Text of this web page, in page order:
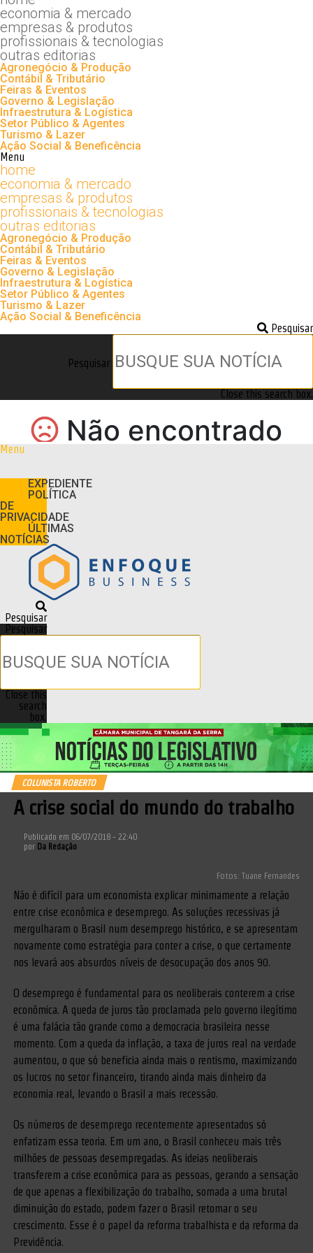
economia & mercado
empresas & produtos
profissionais & tecnologias
outras editorias
Agronegócio & Produção
Contábil & Tributário
Feiras & Eventos
Governo & Legislação
Infraestrutura & Logística
Setor Público & Agentes
Turismo & Lazer
Ação Social & Beneficência
Menu
home
economia & mercado
empresas & produtos
profissionais & tecnologias
outras editorias
Agronegócio & Produção
Contábil & Tributário
Feiras & Eventos
Governo & Legislação
Infraestrutura & Logística
Setor Público & Agentes
Turismo & Lazer
Ação Social & Beneficência
Pesquisar
Pesquisar
Close this search box.
Menu
EXPEDIENTE
POLÍTICA
DE
PRIVACIDADE
ÚLTIMAS
NOTÍCIAS
Pesquisar
Pesquisar
Close this
search
box.
COLUNISTA ROBERTO
A crise social do mundo do trabalho
Publicado em 06/07/2018 - 22:40
por Da Redação
Fotos: Tuane Fernandes
Não é difícil para um economista explicar minimamente a relação
entre crise econômica e desemprego. As soluções recessivas já
mergulharam o Brasil num desemprego histórico, e se apresentam
novamente como estratégia para conter a crise, o que certamente
nos levará aos absurdos níveis de desocupação dos anos 90.
O desemprego é fundamental para os neoliberais conterem a crise
econômica. A queda de juros tão proclamada pelo governo ilegítimo
é uma falácia tão grande como a democracia brasileira nesse
momento. Com a queda da inflação, a taxa de juros real na verdade
aumentou, o que só beneficia ainda mais o rentismo, maximizando
os lucros no setor financeiro, tirando ainda mais dinheiro da
economia real, levando o Brasil a mais recessão.
Os números de desemprego recentemente apresentados só
enfatizam essa teoria. Em um ano, o Brasil conheceu mais três
milhões de pessoas desempregadas. As ideias neoliberais
transferem a crise econômica para as pessoas, gerando a sensação
de que apenas a flexibilização do trabalho, somada a uma brutal
diminuição do estado, podem fazer o Brasil retomar o seu
crescimento. Esse é o papel da reforma trabalhista e da reforma da
Previdência.